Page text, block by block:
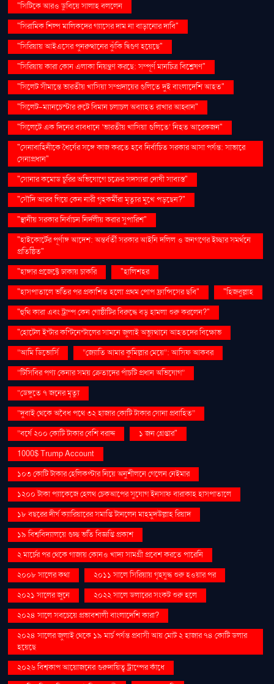
"সিটিকে আরও ডুবিয়ে সালাহ বললেন
"সিরামিক শিল্প মালিকদের গ্যাসের দাম না বাড়ানোর দাবি"
"সিরিয়ায় আইএসের পুনরুত্থানের ঝুঁকি দ্বিগুণ হয়েছে"
"সিরিয়ায় কারা কোন এলাকা নিয়ন্ত্রণ করছে: সম্পূর্ণ মানচিত্র বিশ্লেষণ"
"সিলেট সীমান্তে ভারতীয় খাসিয়া সম্প্রদায়ের গুলিতে দুই বাংলাদেশি আহত"
"সিলেট-ম্যানচেস্টার রুটে বিমান চলাচল অব্যাহত রাখার আহ্বান"
"সিলেটে এক দিনের ব্যবধানে ‘ভারতীয় খাসিয়া গু‌লিতে’ নিহত আরেকজন"
"সেনাবাহিনীকে ধৈর্যের সঙ্গে কাজ করতে হবে নির্বাচিত সরকার আসা পর্যন্ত: সাভারে
সেনাপ্রধান"
"সোনার কমোড চুরির অভিযোগে চক্রের সদস্যরা দোষী সাব্যস্ত"
"সৌদি আরব গিয়ে কেন নারী গৃহকর্মীরা মৃত্যুর মুখে পড়ছেন?"
"স্থানীয় সরকার নির্বাচন নির্দলীয় করার সুপারিশ"
"হাইকোর্টের পূর্ণাঙ্গ আদেশ: অন্তর্বর্তী সরকার আইনি দলিল ও জনগণের ইচ্ছার সমর্থনে
প্রতিষ্ঠিত"
"হাঙ্গার প্রজেক্টে ঢাকায় চাকরি
"হালিশহর
"হাসপাতালে ভর্তির পর প্রকাশিত হলো প্রথম পোপ ফ্রান্সিসের ছবি"
"হিজবুল্লাহ
"হুথি কারা এবং ট্রাম্প কেন গোষ্ঠীটির বিরুদ্ধে বড় হামলা শুরু করলেন?"
"হোটেল ইন্টার কন্টিনেন্টালের সামনে জুলাই অভ্যুত্থানে আহতদের বিক্ষোভ
“আমি ডিভোর্সি
“জ্যোতি আমার কুমিল্লার মেয়ে”: আসিফ আকবর
“টিসিবির পণ্য কেনার সময় ক্রেতাদের পাঁচটি প্রধান অভিযোগ”
“ডেঙ্গুতে ৭ জনের মৃত্যু
“দুবাই থেকে অবৈধ পথে ৩২ হাজার কোটি টাকার সোনা প্রবাহিত”
“বর্ষে ২০০ কোটি টাকার বেশি বরাদ্দ
১ জন গ্রেপ্তার"
1000$ Trump Account
১০৩ কোটি টাকার হেলিকপ্টার নিয়ে অনুশীলনে গেলেন নেইমার
১২০০ টাকা প্যাকেজে হেলথ চেকআপের সুযোগ ইনসাফ বারাকাহ হাসপাতালে
১৮ বছরের দীর্ঘ ক্যারিয়ারের সমাপ্তি টানলেন মাহমুদউল্লাহ রিয়াদ
১৯ বিশ্ববিদ্যালয়ে গুচ্ছ ভর্তি বিজ্ঞপ্তি প্রকাশ
২ মার্চের পর থেকে গাজায় কোনও খাদ্য সামগ্রী প্রবেশ করতে পারেনি
২০০৮ সালের কথা
২০১১ সালে সিরিয়ায় গৃহযুদ্ধ শুরু হওয়ার পর
২০২১ সালের জুনে
২০২২ সালে ডলারের সংকট শুরু হলে
২০২৪ সালে সবচেয়ে প্রভাবশালী বাংলাদেশি কারা?
২০২৪ সালের জুলাই থেকে ১৯ মার্চ পর্যন্ত প্রবাসী আয় মোট ২ হাজার ৭৪ কোটি ডলার
হয়েছে
২০২৬ বিশ্বকাপ আয়োজনের গুরুদায়িত্ব ট্রাম্পের কাঁধে